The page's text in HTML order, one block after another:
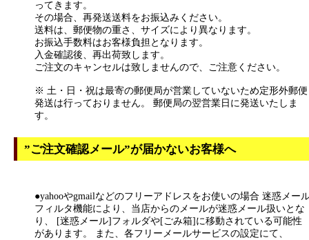
ってきます。
その場合、再発送送料をお振込みください。
送料は、郵便物の重さ、サイズにより異なります。
お振込手数料はお客様負担となります。
入金確認後、再出荷致します。
ご注文のキャンセルは致しませんので、ご注意ください。
※ 土・日・祝は最寄の郵便局が営業していないため定形外郵便
発送は行っておりません。 郵便局の翌営業日に発送いたしま
す。
”ご注文確認メール”が届かないお客様へ
●yahooやgmailなどのフリーアドレスをお使いの場合 迷惑メー
フィルタ機能により、当店からのメールが迷惑メール扱いとな
り、 [迷惑メール]フォルダや[ごみ箱]に移動されている可能性
があります。 また、各フリーメールサービスの設定にて、